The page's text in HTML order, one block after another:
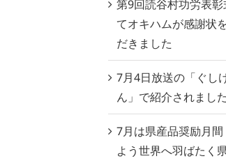
第9回読谷村功労表彰
てオキハムが感謝状
だきました
7月4日放送の「ぐし
ん」で紹介されました
7月は県産品奨励月間
よう世界へ羽ばたく